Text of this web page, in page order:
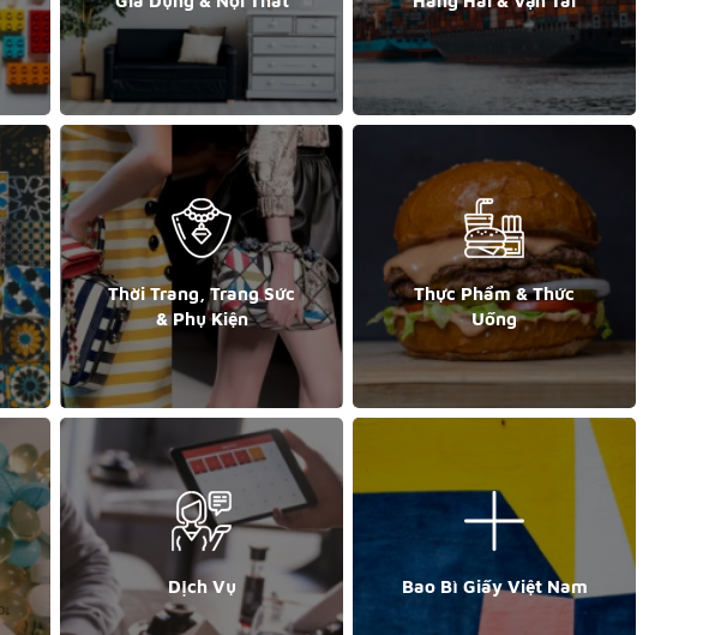
Thời Trang, Trang Sức
& Phụ Kiện
Thực Phẩm & Thức
Uống
Dịch Vụ Bao Bì Giấy Việt Nam